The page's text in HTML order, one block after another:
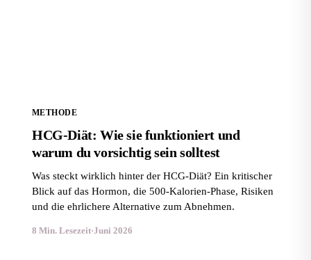
METHODE
HCG-Diät: Wie sie funktioniert und
warum du vorsichtig sein solltest
Was steckt wirklich hinter der HCG-Diät? Ein kritischer
Blick auf das Hormon, die 500-Kalorien-Phase, Risiken
und die ehrlichere Alternative zum Abnehmen.
8 Min. Lesezeit·Juni 2026